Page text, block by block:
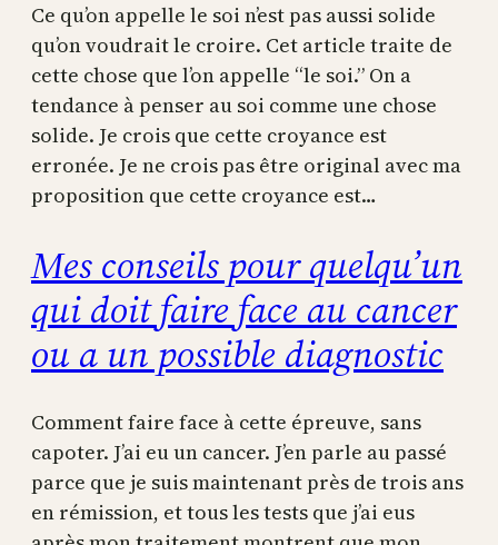
Ce qu’on appelle le soi n’est pas aussi solide
qu’on voudrait le croire. Cet article traite de
cette chose que l’on appelle “le soi.” On a
tendance à penser au soi comme une chose
solide. Je crois que cette croyance est
erronée. Je ne crois pas être original avec ma
proposition que cette croyance est…
Mes conseils pour quelqu’un
qui doit faire face au cancer
ou a un possible diagnostic
Comment faire face à cette épreuve, sans
capoter. J’ai eu un cancer. J’en parle au passé
parce que je suis maintenant près de trois ans
en rémission, et tous les tests que j’ai eus